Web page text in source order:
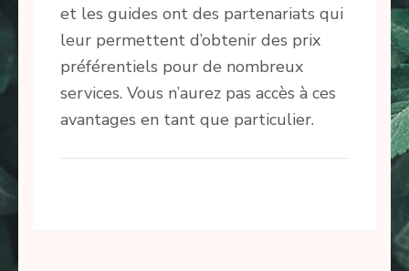
et les guides ont des partenariats qui
leur permettent d’obtenir des prix
préférentiels pour de nombreux
services. Vous n’aurez pas accès à ces
avantages en tant que particulier.